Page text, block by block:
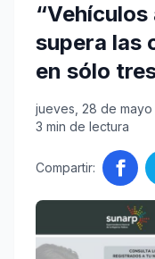
“Vehículos
supera las
en sólo
jueves, 28 de
3 min de lectura
Compartir: